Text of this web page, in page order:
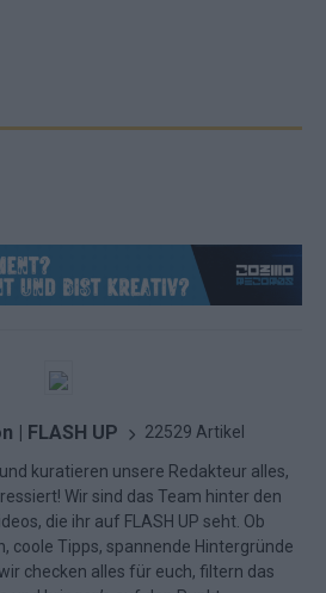
| FLASH UP 22529 Artikel
kuratieren unsere Redakteur alles,
Wir sind das Team hinter den
die ihr auf FLASH UP seht. Ob
coole Tipps, spannende Hintergründe
checken alles für euch, filtern das